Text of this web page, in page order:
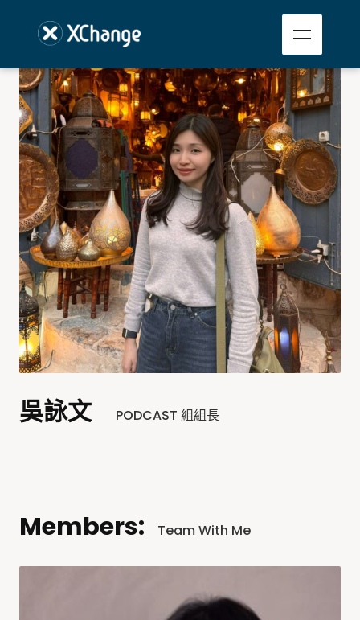
吳詠文 PODCAST 組組長
Members: Team With Me